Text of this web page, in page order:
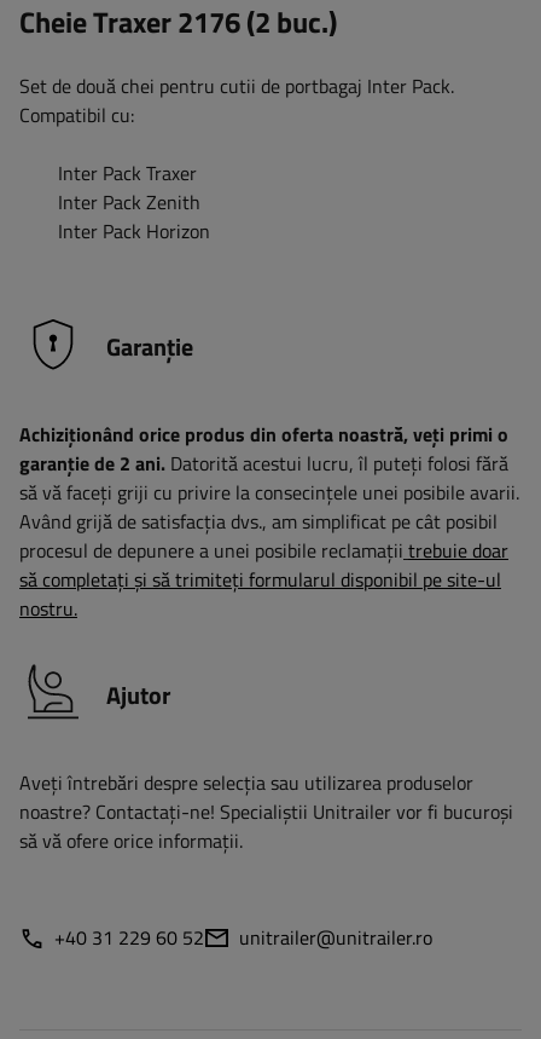
Cheie Traxer 2176 (2 buc.)
Set de două chei pentru cutii de portbagaj Inter Pack.
Compatibil cu:
Inter Pack Traxer
Inter Pack Zenith
Inter Pack Horizon
Garanție
Achiziționând orice produs din oferta noastră, veți primi o
garanție de 2 ani. Datorită acestui lucru, îl puteți folosi fără
să vă faceți griji cu privire la consecințele unei posibile avarii.
Având grijă de satisfacția dvs., am simplificat pe cât posibil
procesul de depunere a unei posibile reclamații trebuie doar
să completați și să trimiteți formularul disponibil pe site-ul
nostru.
Ajutor
Aveți întrebări despre selecția sau utilizarea produselor
noastre? Contactaţi-ne! Specialiștii Unitrailer vor fi bucuroși
să vă ofere orice informații.
+40 31 229 60 52 unitrailer@unitrailer.ro